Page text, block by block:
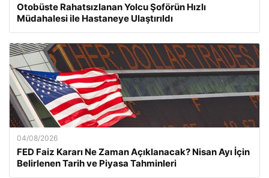
Otobüste Rahatsızlanan Yolcu Şoförün Hızlı
Müdahalesi ile Hastaneye Ulaştırıldı
04/08/2026
FED Faiz Kararı Ne Zaman Açıklanacak? Nisan Ayı İçin
Belirlenen Tarih ve Piyasa Tahminleri